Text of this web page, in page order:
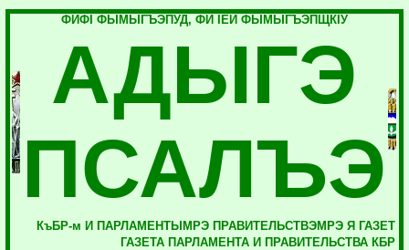
ФИФI ФЫМЫГЪЭПУД, ФИ IЕЙ ФЫМЫГЪЭПЩКIУ
АДЫГЭ
ПСАЛЪЭ
КъБР-м И ПАРЛАМЕНТЫМРЭ ПРАВИТЕЛЬСТВЭМРЭ Я ГАЗЕТ
ГАЗЕТА ПАРЛАМЕНТА И ПРАВИТЕЛЬСТВА КБР